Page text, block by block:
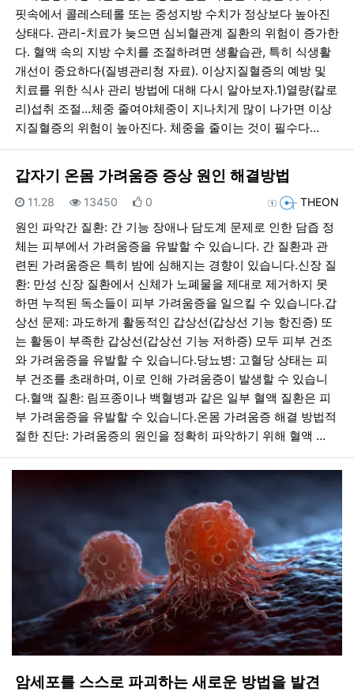
핏속에서 콜레스테롤 또는 중성지방 수치가 정상보다 높아진
상태다. 관리-치료가 늦으면 심뇌혈관계 질환의 위험이 증가한
다. 혈액 속의 지방 수치를 조절하려면 생활습관, 특히 식생활
개선이 중요하다(질병관리청 자료). 이상지질혈증의 예방 및
치료를 위한 식사 관리 방법에 대해 다시 알아보자.1)열량(칼로
리)섭취 조절...체중 줄여야체중이 지나치게 많이 나가면 이상
지질혈증의 위험이 높아진다. 체중을 줄이는 것이 필수다…
갑자기 온몸 가려움증 증상 원인 해결방법
등록자THEON
등록일
11.28 조회
13450 추천
0
원인 파악간 질환: 간 기능 장애나 담도계 문제로 인한 담즙 정
체는 피부에서 가려움증을 유발할 수 있습니다. 간 질환과 관
련된 가려움증은 특히 밤에 심해지는 경향이 있습니다.신장 질
환: 만성 신장 질환에서 신체가 노폐물을 제대로 제거하지 못
하면 누적된 독소들이 피부 가려움증을 일으킬 수 있습니다.갑
상선 문제: 과도하게 활동적인 갑상선(갑상선 기능 항진증) 또
는 활동이 부족한 갑상선(갑상선 기능 저하증) 모두 피부 건조
와 가려움증을 유발할 수 있습니다.당뇨병: 고혈당 상태는 피
부 건조를 초래하며, 이로 인해 가려움증이 발생할 수 있습니
다.혈액 질환: 림프종이나 백혈병과 같은 일부 혈액 질환은 피
부 가려움증을 유발할 수 있습니다.온몸 가려움증 해결 방법적
절한 진단: 가려움증의 원인을 정확히 파악하기 위해 혈액 …
암세포를 스스로 파괴하는 새로운 방법을 발견